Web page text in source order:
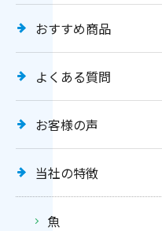
おすすめ商品
よくある質問
お客様の声
当社の特徴
魚